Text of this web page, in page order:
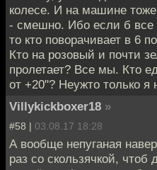
колесе. И на машине тоже
- смешно. Ибо если б все
то кто поворачивает в 6
Кто на розовый и почти
пролетает? Все мы. Кто
от +20"? Неужто только
Villykickboxer18 »
#58 | 03.08.17 18:28
А вообще непуганая
раз со скользячкой, чтоб